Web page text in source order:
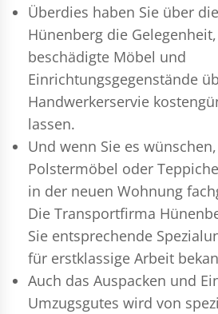
Überdies haben Sie über
Hünenberg die
beschädigte Möbel und
Einrichtungsgegenstände
Handwerkerservie
lassen.
Und wenn Sie es
Polstermöbel oder
in der neuen Wohnung
Die Transportfirma
Sie entsprechende
für erstklassige Arbeit
Auch das Auspacken und
Umzugsgutes wird von